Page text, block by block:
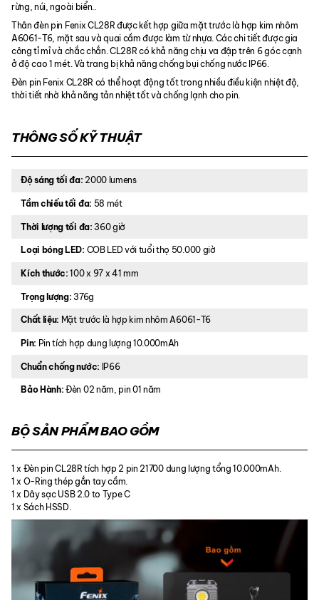
rừng, núi, ngoài biển..
Thân đèn pin Fenix CL28R được kết hợp giữa mặt trước là hợp kim nhôm
A6061-T6, mặt sau và quai cầm được làm từ nhựa. Các chi tiết được gia
công tỉ mỉ và chắc chắn. CL28R có khả năng chịu va đập trên 6 góc cạnh
ở độ cao 1 mét. Và trang bị khả năng chống bụi chống nước IP66.
Đèn pin Fenix CL28R có thể hoạt động tốt trong nhiều điều kiện nhiệt độ,
thời tiết nhờ khả năng tản nhiệt tốt và chống lạnh cho pin.
THÔNG SỐ KỸ THUẬT
Độ sáng tối đa: 2000 lumens
Tầm chiếu tối đa: 58 mét
Thời lượng tối đa: 360 giờ
Loại bóng LED: COB LED với tuổi thọ 50.000 giờ
Kích thước:100 x 97 x 41 mm
Trọng lượng: 376g
Chất liệu: Mặt trước là hợp kim nhôm A6061-T6
Pin: Pin tích hợp dung lượng 10.000mAh
Chuẩn chống nước: IP66
Bảo Hành:Đèn 02 năm, pin 01 năm
BỘ SẢN PHẨM BAO GỒM
1 x Đèn pin CL28R tích hợp 2 pin 21700 dung lượng tổng 10.000mAh.
1 x O-Ring thép gắn tay cầm.
1 x Dây sạc USB 2.0 to Type C
1 x Sách HSSD.